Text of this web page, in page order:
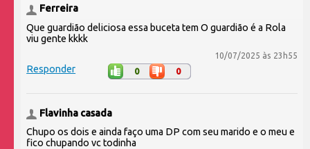
Ferreira
Que guardião deliciosa essa buceta tem O guardião é a Rola
viu gente kkkk
10/07/2025 às 23h55
Responder 0 0
Flavinha casada
Chupo os dois e ainda faço uma DP com seu marido e o meu e
fico chupando vc todinha